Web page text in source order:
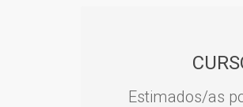
Estimados/as